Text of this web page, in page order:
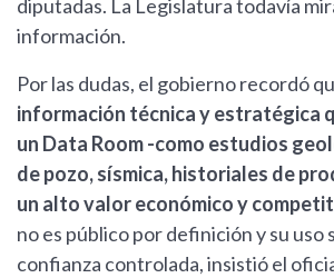
diputadas. La Legislatura todavía
información.
Por las dudas, el gobierno recordó
información técnica y estratégica
un Data Room -como estudios
de pozo, sísmica, historiales de
un alto valor económico y
no es público por definición y su uso
confianza controlada, insistió el